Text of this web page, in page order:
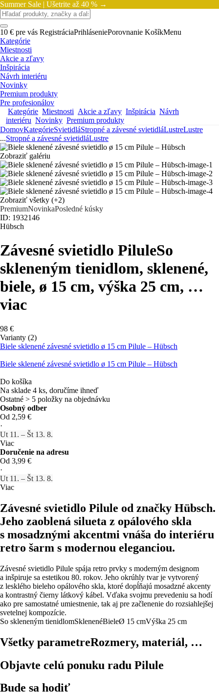
Summer Sale | Ušetrite až 40 % →
10 € pre vás RegistráciaPrihláseniePorovnanie KošíkMenu
Kategórie
Miestnosti
Akcie a zľavy
Inšpirácia
Návrh interiéru
Novinky
Premium produkty
Pre profesionálov
Kategórie Miestnosti Akcie a zľavy Inšpirácia Návrh
interiéru Novinky Premium produkty
DomovKategórieSvietidláStropné a závesné svietidláLustreLustre
...Stropné a závesné svietidláLustre
Zobraziť galériu
Zobraziť všetky (+2)
PremiumNovinkaPosledné kúsky
ID: 1932146
Hübsch
Závesné svietidlo PiluleSo
skleneným tienidlom, sklenené,
biele, ø 15 cm, výška 25 cm, …
viac
98 €
Varianty (2)
Biele sklenené závesné svietidlo ø 15 cm Pilule – Hübsch
Biele sklenené závesné svietidlo ø 15 cm Pilule – Hübsch
Do košíka
Na sklade 4 ks, doručíme ihneď
Ostatné > 5 položky na objednávku
Osobný odber
Od 2,59 €
·
Ut 11. – Št 13. 8.
Viac
Doručenie na adresu
Od 3,99 €
·
Ut 11. – Št 13. 8.
Viac
Závesné svietidlo Pilule od značky Hübsch.
Jeho zaoblená silueta z opálového skla
s mosadznými akcentmi vnáša do interiéru
retro šarm s modernou eleganciou.
Závesné svietidlo Pilule spája retro prvky s moderným designom
a inšpiruje sa estetikou 80. rokov. Jeho okrúhly tvar je vytvorený
z lesklého bieleho opálového skla, ktoré dopĺňajú mosadzné akcenty
a kontrastný čierny látkový kábel. Vďaka svojmu prevedeniu sa hodí
ako pre samostatné umiestnenie, tak aj pre začlenenie do rozsiahlejšej
svetelnej kompozície.
So skleneným tienidlomSklenenéBieleØ 15 cmVýška 25 cm
Všetky parametreRozmery, materiál, …
Objavte celú ponuku radu Pilule
Bude sa hodiť